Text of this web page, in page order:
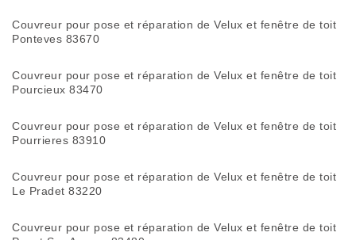
Couvreur pour pose et réparation de Velux et fenêtre de toit
Ponteves 83670
Couvreur pour pose et réparation de Velux et fenêtre de toit
Pourcieux 83470
Couvreur pour pose et réparation de Velux et fenêtre de toit
Pourrieres 83910
Couvreur pour pose et réparation de Velux et fenêtre de toit
Le Pradet 83220
Couvreur pour pose et réparation de Velux et fenêtre de toit